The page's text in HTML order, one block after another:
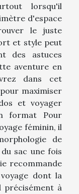
lorsqu'il
d'espace
le juste
et style peut
des astuces
aventure en
dans cet
maximiser
et voyager
format Pour
féminin, il
de
sac une fois
recommande
dont la
précisément à